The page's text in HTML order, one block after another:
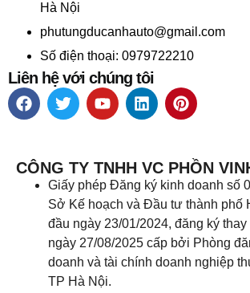
Hà Nội
phutungducanhauto@gmail.com
Số điện thoại: 0979722210
Liên hệ với chúng tôi
CÔNG TY TNHH VC PHỒN
Giấy phép Đăng ký kinh doanh số
Sở Kế hoạch và Đầu tư thành phố
đầu ngày 23/01/2024, đăng ký
ngày 27/08/2025 cấp bởi Phòng
doanh và tài chính doanh nghiệp
TP Hà Nội.